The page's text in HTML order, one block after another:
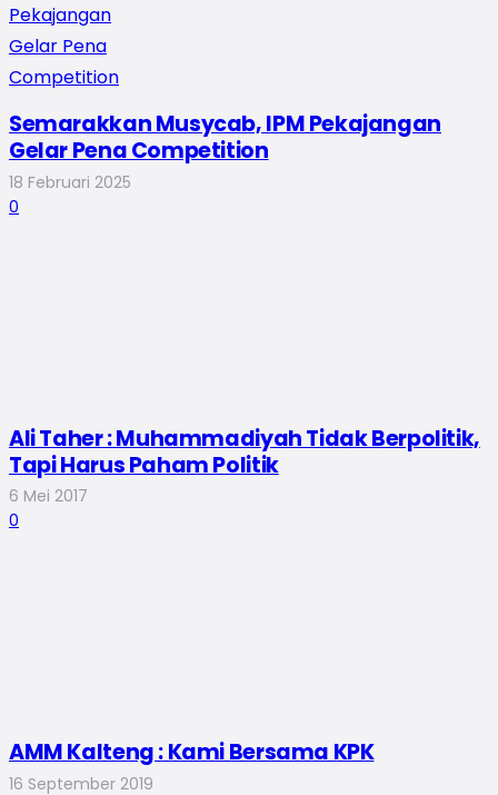
Semarakkan Musycab, IPM Pekajangan
Gelar Pena Competition
18 Februari 2025
0
Ali Taher : Muhammadiyah Tidak Berpolitik,
Tapi Harus Paham Politik
6 Mei 2017
0
AMM Kalteng : Kami Bersama KPK
16 September 2019